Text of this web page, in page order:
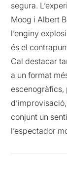
segura.
Moog i Albert
l’enginy
és el
Cal destacar
a un format
conjunt un
l’espectador